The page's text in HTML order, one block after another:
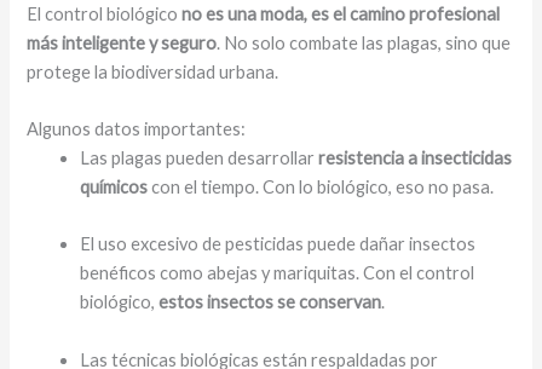
El control biológicono es una moda, es el camino profesional
más inteligente y seguro. No solo combate las plagas, sino que
protege la biodiversidad urbana.
Algunos datos importantes:
Las plagas pueden desarrollarresistencia a insecticidas
químicoscon el tiempo. Con lo biológico, eso no pasa.
El uso excesivo de pesticidas puede dañar insectos
benéficos como abejas y mariquitas. Con el control
biológico,estos insectos se conservan.
Las técnicas biológicas están respaldadas por